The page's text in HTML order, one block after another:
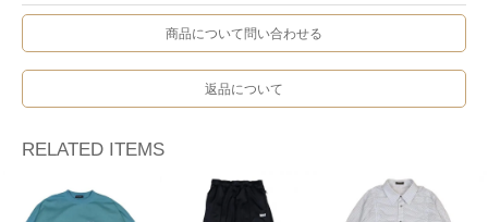
商品について問い合わせる
返品について
RELATED ITEMS